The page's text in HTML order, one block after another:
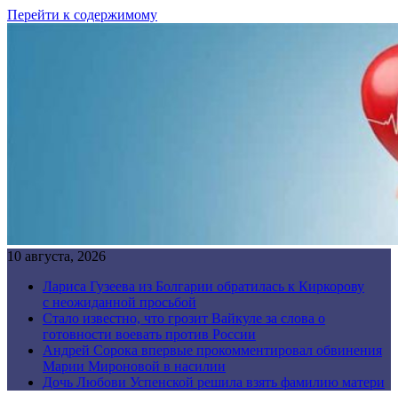
Перейти к содержимому
10 августа, 2026
Лариса Гузеева из Болгарии обратилась к Киркорову
с неожиданной просьбой
Стало известно, что грозит Вайкуле за слова о
готовности воевать против России
Андрей Сорока впервые прокомментировал обвинения
Марии Мироновой в насилии
Дочь Любови Успенской решила взять фамилию матери